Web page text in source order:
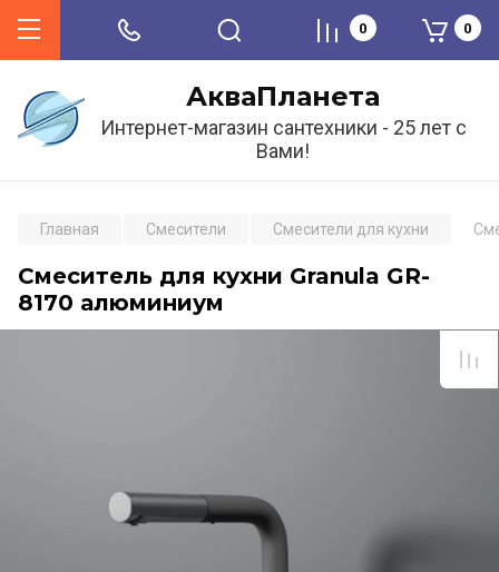
АкваПланета
Интернет-магазин сантехники - 25 лет с
Вами!
0 0
Главная Смесители Смесители для кухни
Смеситель для кухни Granula GR-
8170 алюминиум